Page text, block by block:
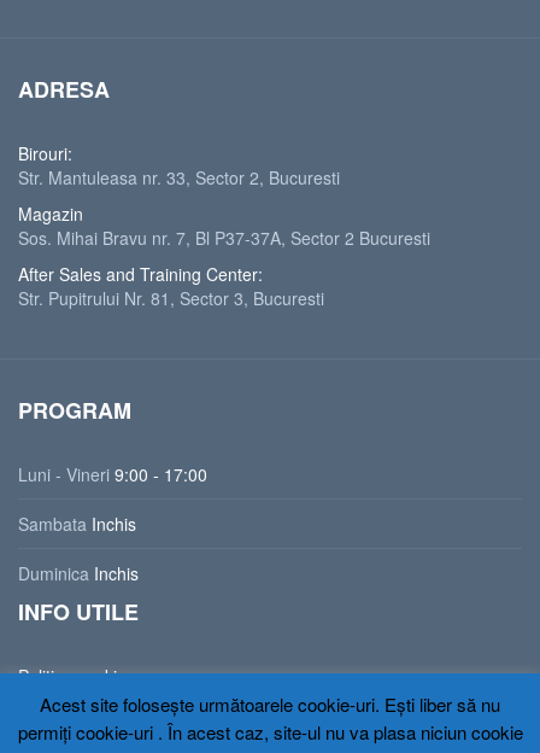
ADRESA
Birouri:
Str. Mantuleasa nr. 33, Sector 2, Bucuresti
Magazin
Sos. Mihai Bravu nr. 7, Bl P37-37A, Sector 2 Bucuresti
After Sales and Training Center:
Str. Pupitrului Nr. 81, Sector 3, Bucuresti
PROGRAM
Luni - Vineri 9:00 - 17:00
Sambata Inchis
Duminica Inchis
INFO UTILE
Politica cookies
Politica de confidentialitate
Acest site folosește următoarele cookie-uri. Ești liber să nu
permiți cookie-uri . În acest caz, site-ul nu va plasa niciun cookie